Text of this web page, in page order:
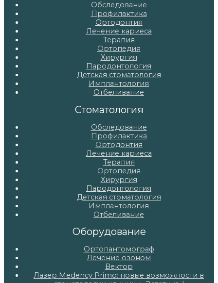
Обследование
Профилактика
Ортодонтия
Лечение кариеса
Терапия
Ортопедия
Хирургия
Пародонтология
Детская стоматология
Имплантология
Отбеливание
Стоматология
Обследование
Профилактика
Ортодонтия
Лечение кариеса
Терапия
Ортопедия
Хирургия
Пародонтология
Детская стоматология
Имплантология
Отбеливание
Оборудование
Ортопантомограф
Лечение озоном
Вектор
Лазер Medency Primo: новые возможности в